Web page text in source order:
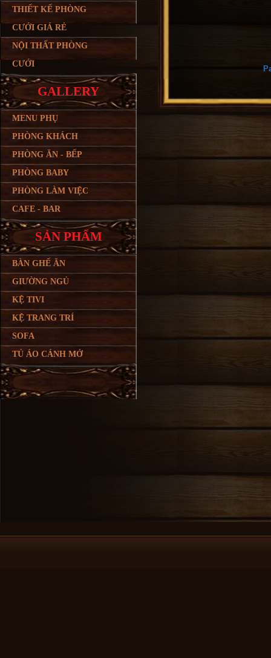
THIẾT KẾ PHÒNG
CƯỚI GIÁ RẺ
NỘI THẤT PHÒNG
CƯỚI
GALLERY
MENU PHỤ
PHÒNG KHÁCH
PHÒNG ĂN - BẾP
PHÒNG BABY
PHÒNG LÀM VIỆC
CAFE - BAR
SẢN PHẨM
BÀN GHẾ ĂN
GIƯỜNG NGỦ
KỆ TIVI
KỆ TRANG TRÍ
SOFA
TỦ ÁO CÁNH MỞ